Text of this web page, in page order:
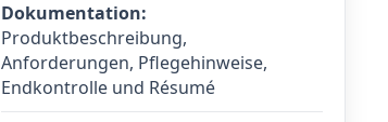
Dokumentation:
Produktbeschreibung,
Anforderungen, Pflegehinweise,
Endkontrolle und Résumé